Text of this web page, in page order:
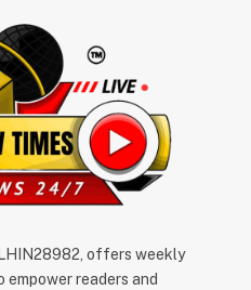
offers weekly
empower readers and